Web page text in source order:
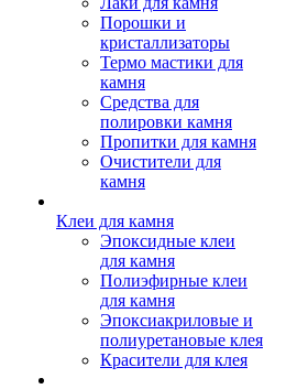
Порошки и
кристаллизаторы
Термо мастики для
камня
Средства для
полировки камня
Пропитки для камня
Очистители для
камня
Клеи для камня
Эпоксидные клеи
для камня
Полиэфирные клеи
для камня
Эпоксиакриловые и
полиуретановые клея
Красители для клея